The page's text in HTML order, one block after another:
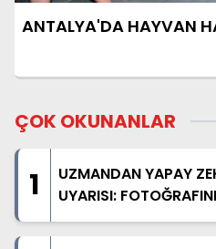
ANTALYA'DA HAYVAN
ÇOK OKUNANLAR
1
UZMANDAN YAPAY
UYARISI:
PAYLAŞMADAN BİR